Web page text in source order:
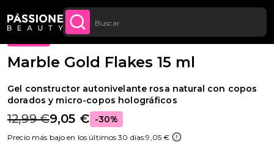
Descuento cantidad: desde un -5 % en todos
los pedidos a partir de 250 €
Envío GRATIS en todos los pedidos a partir
Migaja de pan
Geles y acrílicos · Builder gel
Marble Gold Flakes 15 ml
Gel constructor autonivelante rosa natural con copos
dorados y micro-copos holográficos
12,99 €9,05 € -30%
Precio más bajo en los últimos 30 días:9,05 €